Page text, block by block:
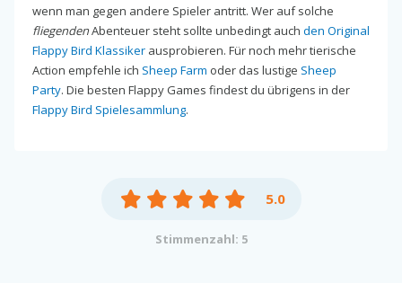
wenn man gegen andere Spieler antritt. Wer auf solche
fliegendenAbenteuer steht sollte unbedingt auch den Original
Flappy Bird Klassiker ausprobieren. Für noch mehr tierische
Action empfehle ich Sheep Farm oder das lustige Sheep
Party. Die besten Flappy Games findest du übrigens in der
Flappy Bird Spielesammlung.
5.0
Stimmenzahl: 5